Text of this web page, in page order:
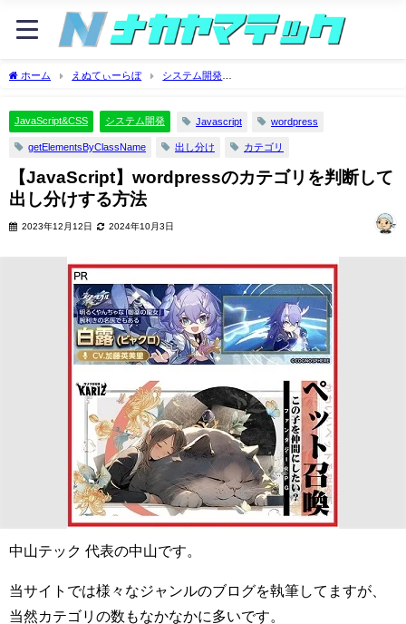
ホーム えぬてぃーらぼ
システム開発
JavaScript&CSS
システム開発 Javascript wordpress
getElementsByClassName 出し分け カテゴリ
【JavaScript】wordpressのカテゴリを判断して
出し分けする方法
2023年12月12日 2024年10月3日
中山テック 代表の中山です。
当サイトでは様々なジャンルのブログを執筆してますが、
当然カテゴリの数もなかなかに多いです。